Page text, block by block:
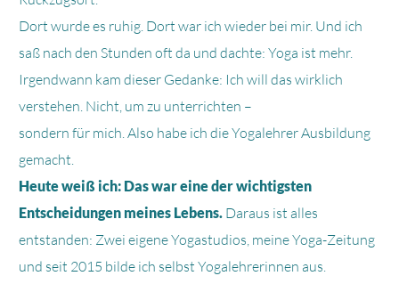
Dort wurde es ruhig. Dort war ich wieder bei mir. Und ich
saß nach den Stunden oft da und dachte: Yoga ist mehr.
Irgendwann kam dieser Gedanke: Ich will das wirklich
verstehen. Nicht, um zu unterrichten –
sondern für mich. Also habe ich die Yogalehrer Ausbildung
gemacht.
Heute weiß ich: Das war eine der wichtigsten
Entscheidungen meines Lebens. Daraus ist alles
entstanden: Zwei eigene Yogastudios, meine Yoga-Zeitung
und seit 2015 bilde ich selbst Yogalehrerinnen aus.